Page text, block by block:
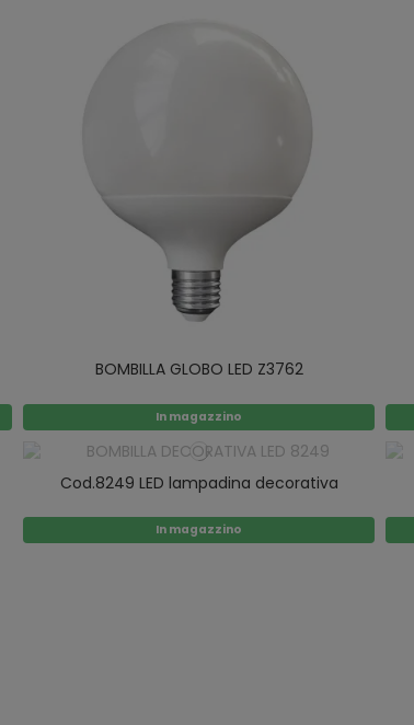
BOMBILLA GLOBO LED Z3762
In magazzino
Cod.8249 LED lampadina decorativa
In magazzino